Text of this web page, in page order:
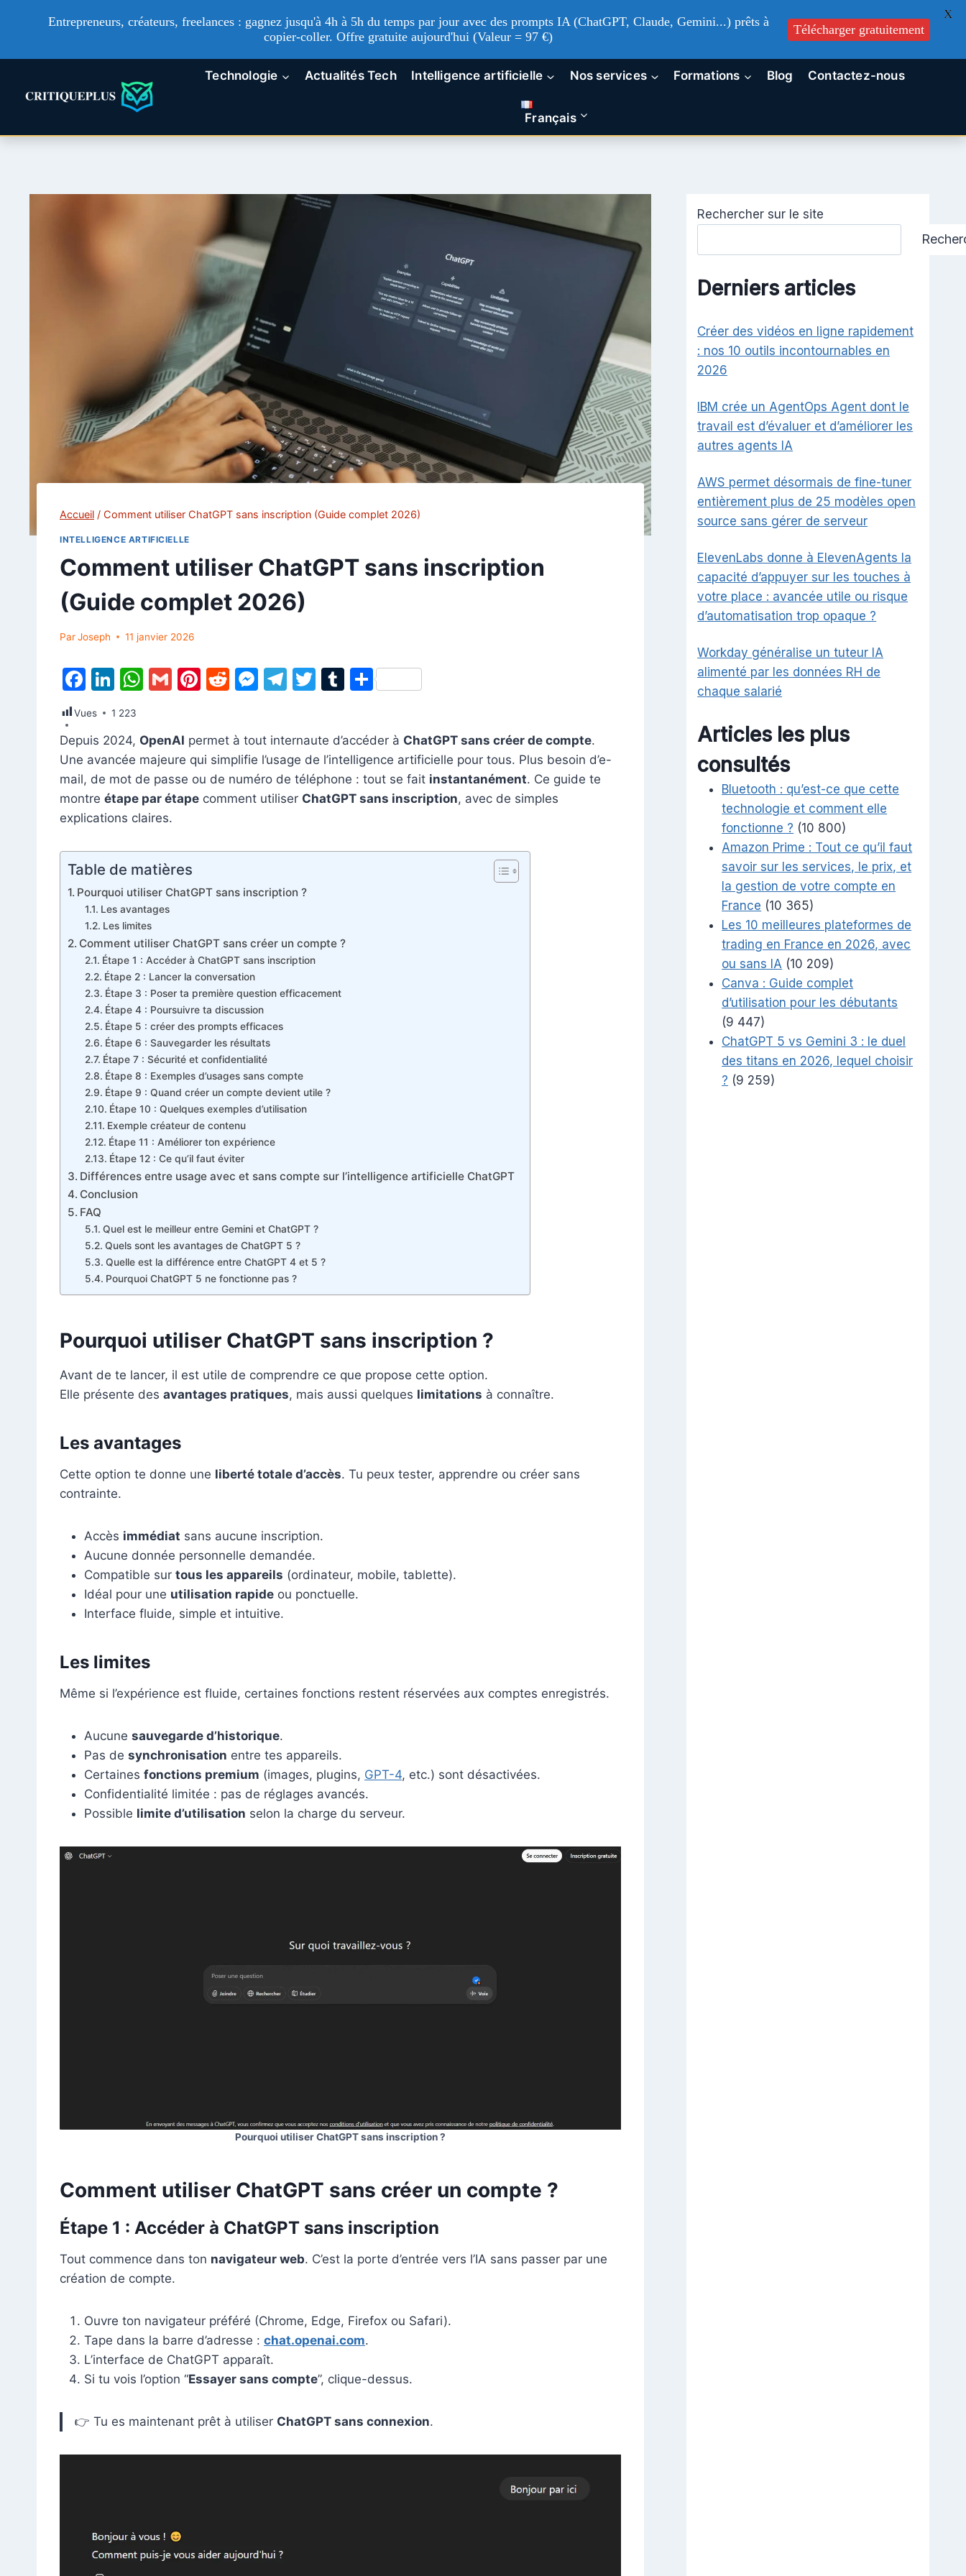
Technologie Actualités Tech Intelligence artificielle Nos services Formations Blog Contactez-nous
Français
Accueil / Comment utiliser ChatGPT sans inscription (Guide complet 2026)
INTELLIGENCE ARTIFICIELLE
Comment utiliser ChatGPT sans inscription
(Guide complet 2026)
ParJoseph 11 janvier 2026
F
c
e
b
o
o
Li
n
k
e
dI
n
W
s
A
p
p
G
l
Pi
e
st
R
di
t
M
s
e
n
T
gr
a
m
T
er
T
bl
r
P
g
er
Vues 1 223
Depuis 2024, OpenAI permet à tout internaute d’accéder à ChatGPT sans créer de compte.
Une avancée majeure qui simplifie l’usage de l’intelligence artificielle pour tous. Plus besoin d’e-
mail, de mot de passe ou de numéro de téléphone : tout se fait instantanément. Ce guide te
montre étape par étape comment utiliser ChatGPT sans inscription, avec de simples
explications claires.
Table de matières
Pourquoi utiliser ChatGPT sans inscription ?
Les avantages
Les limites
Comment utiliser ChatGPT sans créer un compte ?
Étape 1 : Accéder à ChatGPT sans inscription
Étape 2 : Lancer la conversation
Étape 3 : Poser ta première question efficacement
Étape 4 : Poursuivre ta discussion
Étape 5 : créer des prompts efficaces
Étape 6 : Sauvegarder les résultats
Étape 7 : Sécurité et confidentialité
Étape 8 : Exemples d’usages sans compte
Étape 9 : Quand créer un compte devient utile ?
Étape 10 : Quelques exemples d’utilisation
Exemple créateur de contenu
Étape 11 : Améliorer ton expérience
Étape 12 : Ce qu’il faut éviter
Différences entre usage avec et sans compte sur l’intelligence artificielle ChatGPT
Conclusion
FAQ
Quel est le meilleur entre Gemini et ChatGPT ?
Quels sont les avantages de ChatGPT 5 ?
Quelle est la différence entre ChatGPT 4 et 5 ?
Pourquoi ChatGPT 5 ne fonctionne pas ?
Pourquoi utiliser ChatGPT sans inscription ?
Avant de te lancer, il est utile de comprendre ce que propose cette option.
Elle présente des avantages pratiques, mais aussi quelques limitations à connaître.
Les avantages
Cette option te donne une liberté totale d’accès. Tu peux tester, apprendre ou créer sans
contrainte.
Accès immédiat sans aucune inscription.
Aucune donnée personnelle demandée.
Compatible sur tous les appareils (ordinateur, mobile, tablette).
Idéal pour une utilisation rapide ou ponctuelle.
Interface fluide, simple et intuitive.
Les limites
Même si l’expérience est fluide, certaines fonctions restent réservées aux comptes enregistrés.
Aucune sauvegarde d’historique.
Pas de synchronisation entre tes appareils.
Certaines fonctions premium (images, plugins, GPT-4, etc.) sont désactivées.
Confidentialité limitée : pas de réglages avancés.
Possible limite d’utilisation selon la charge du serveur.
Pourquoi utiliser ChatGPT sans inscription ?
Comment utiliser ChatGPT sans créer un compte ?
Étape 1 : Accéder à ChatGPT sans inscription
Tout commence dans ton navigateur web. C’est la porte d’entrée vers l’IA sans passer par une
création de compte.
Ouvre ton navigateur préféré (Chrome, Edge, Firefox ou Safari).
Tape dans la barre d’adresse : chat.openai.com.
L’interface de ChatGPT apparaît.
Si tu vois l’option “Essayer sans compte”, clique-dessus.
👉 Tu es maintenant prêt à utiliser ChatGPT sans connexion.
Rechercher sur le site
Derniers articles
Créer des vidéos en ligne rapidement
: nos 10 outils incontournables en
2026
IBM crée un AgentOps Agent dont le
travail est d’évaluer et d’améliorer les
autres agents IA
AWS permet désormais de fine-tuner
entièrement plus de 25 modèles open
source sans gérer de serveur
ElevenLabs donne à ElevenAgents la
capacité d’appuyer sur les touches à
votre place : avancée utile ou risque
d’automatisation trop opaque ?
Workday généralise un tuteur IA
alimenté par les données RH de
chaque salarié
Articles les plus
consultés
Bluetooth : qu’est-ce que cette
technologie et comment elle
fonctionne ? (10 800)
Amazon Prime : Tout ce qu’il faut
savoir sur les services, le prix, et
la gestion de votre compte en
France (10 365)
Les 10 meilleures plateformes de
trading en France en 2026, avec
ou sans IA (10 209)
Canva : Guide complet
d’utilisation pour les débutants
(9 447)
ChatGPT 5 vs Gemini 3 : le duel
des titans en 2026, lequel choisir
? (9 259)
Entrepreneurs, créateurs, freelances : gagnez jusqu'à 4h à 5h du temps par jour avec des prompts IA (ChatGPT, Claude, Gemini...) prêts à
copier-coller. Offre gratuite aujourd'hui (Valeur = 97 €)
Télécharger gratuitement
X